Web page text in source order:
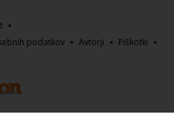
podatkov
Avtorji
Piškotki